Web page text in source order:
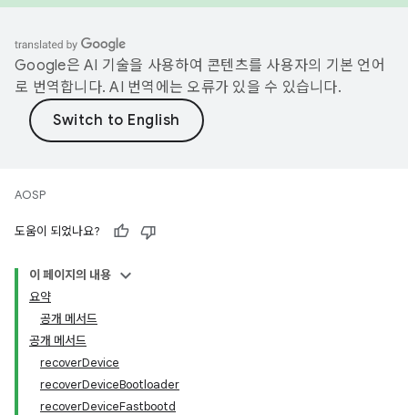
Google은 AI 기술을 사용하여 콘텐츠를 사용자의 기본 언어
로 번역합니다. AI 번역에는 오류가 있을 수 있습니다.
AOSP
도움이 되었나요?
이 페이지의 내용
요약
공개 메서드
공개 메서드
recoverDevice
recoverDeviceBootloader
recoverDeviceFastbootd